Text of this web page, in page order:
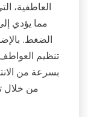
العاطفية،
مما يؤدي
الضغط.
تنظيم العواطف
بسرعة من
من خلال